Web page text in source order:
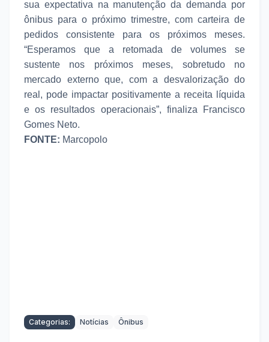
sua expectativa na manutenção da demanda por
ônibus para o próximo trimestre, com carteira de
pedidos consistente para os próximos meses.
“Esperamos que a retomada de volumes se
sustente nos próximos meses, sobretudo no
mercado externo que, com a desvalorização do
real, pode impactar positivamente a receita líquida
e os resultados operacionais”, finaliza Francisco
Gomes Neto.
FONTE: Marcopolo
Categorias: Notícias Ônibus